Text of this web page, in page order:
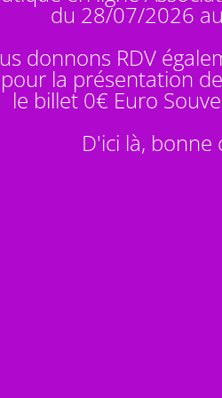
du 28/07/2026
donnons RDV
pour la présentation
le billet 0€ Euro
D'ici là, bonne